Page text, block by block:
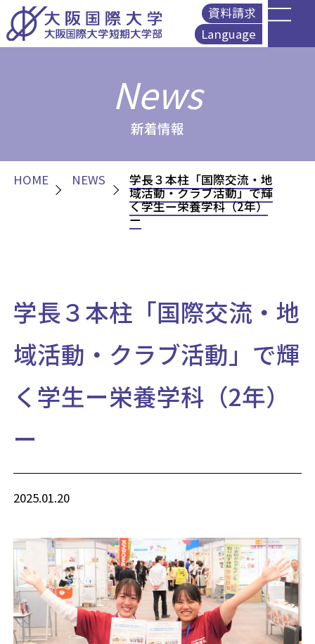
資料請求
Language
News
新着情報
HOME NEWS 学長３本柱「国際交流・地
域活動・クラブ活動」で輝
く学生ー栄養学科（2年）
ー
学長３本柱「国際交流・地
域活動・クラブ活動」で輝
く学生ー栄養学科（2年）
ー
2025.01.20